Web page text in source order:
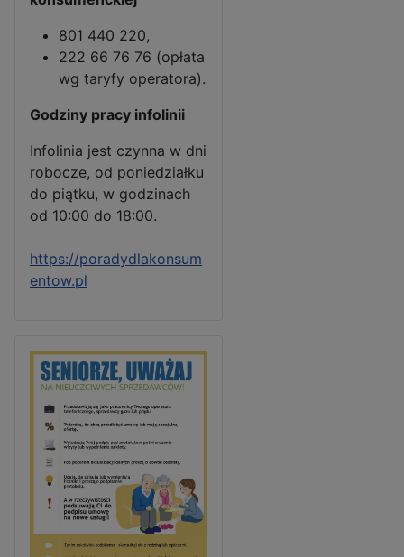
801 440 220,
222 66 76 76 (opłata
wg taryfy operatora).
Godziny pracy infolinii
Infolinia jest czynna w dni
robocze, od poniedziałku
do piątku, w godzinach
od 10:00 do 18:00.
https://poradydlakonsum
entow.pl